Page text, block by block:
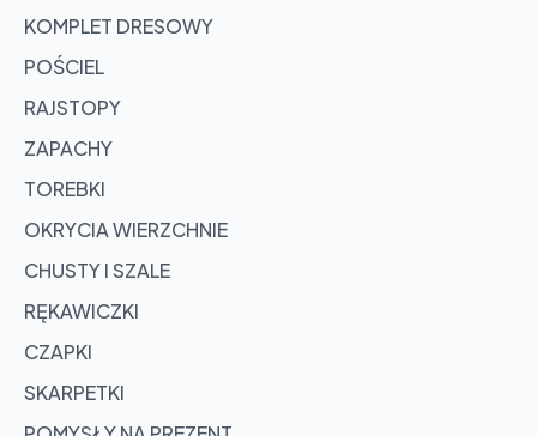
KOMPLET DRESOWY
POŚCIEL
RAJSTOPY
ZAPACHY
TOREBKI
OKRYCIA WIERZCHNIE
CHUSTY I SZALE
RĘKAWICZKI
CZAPKI
SKARPETKI